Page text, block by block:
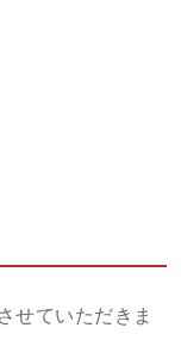
せていただきま